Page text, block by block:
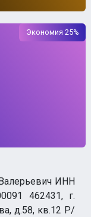
Экономия 25%
ИНН
462431, г.
д.58, кв.12 Р/